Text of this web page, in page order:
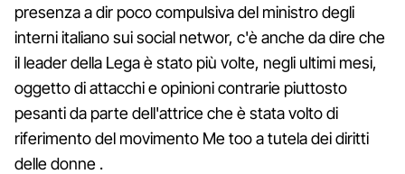
presenza a dir poco compulsiva del ministro degli
interni italiano sui social networ, c'è anche da dire che
il leader della Lega è stato più volte, negli ultimi mesi,
oggetto di attacchi e opinioni contrarie piuttosto
pesanti da parte dell'attrice che è stata volto di
riferimento del movimento Me too a tutela dei diritti
delle donne .